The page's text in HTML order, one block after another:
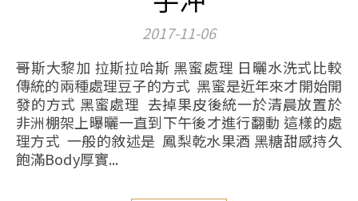
2017-11-06
哥斯大黎加 拉斯拉哈斯 黑蜜處理 日曬水洗式比較
傳統的兩種處理豆子的方式 黑蜜是近年來才開始開
發的方式 黑蜜處理 去掉果皮後統一於清晨放置於
非洲棚架上曝曬一直到下午後才進行翻動 這樣的處
理方式 一般的敘述是 鳳梨乾水果酒 黑糖甜感持久
飽滿Body厚實...